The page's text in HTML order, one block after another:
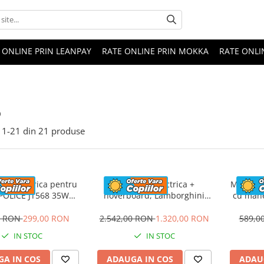
ONLINE PRIN LEANPAY RATE ONLINE PRIN MOKKA RATE
1-21 din 21 produse
electrica pentru
JT568 35W
RON299,00 RON
IN STOC
IN COS
Masinuta electrica +
hoverboard, Lamborghini
premium, Rosu
2.542,00 RON1.320,00 RON
IN STOC
ADAUGA IN COS
cu